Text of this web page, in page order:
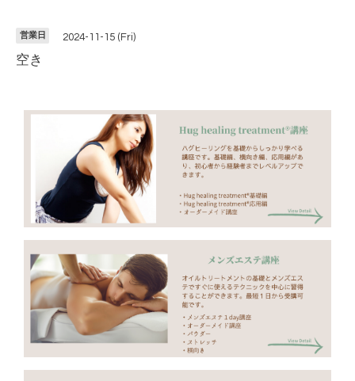
営業日 2024-11-15 (Fri)
空き